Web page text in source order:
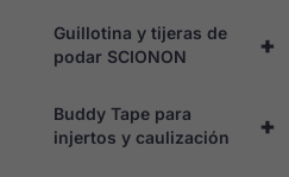
+
Guillotina y tijeras de
podar SCIONON
+
Buddy Tape para
injertos y caulización